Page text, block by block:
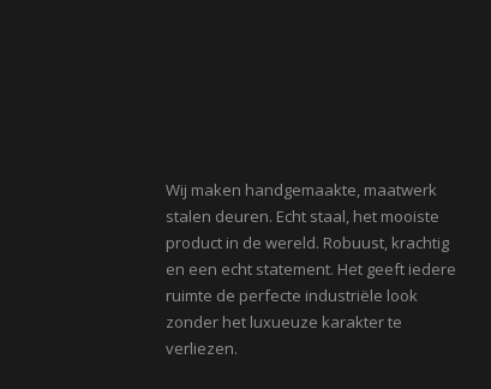
Wij maken handgemaakte, maatwerk
stalen deuren. Echt staal, het mooiste
product in de wereld. Robuust, krachtig
en een echt statement. Het geeft iedere
ruimte de perfecte industriële look
zonder het luxueuze karakter te
verliezen.